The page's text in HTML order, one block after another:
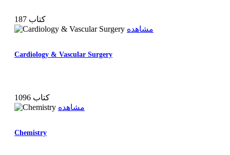
187 کتاب
مشاهده
Cardiology & Vascular Surgery
1096 کتاب
مشاهده
Chemistry